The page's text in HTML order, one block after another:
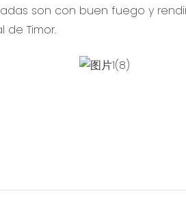
son con buen fuego y
de Timor.